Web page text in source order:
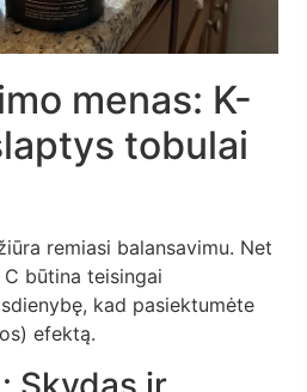
menas: K-
tobulai
remiasi balansavimu. Net
būtina teisingai
kad pasiektumėte
efektą.